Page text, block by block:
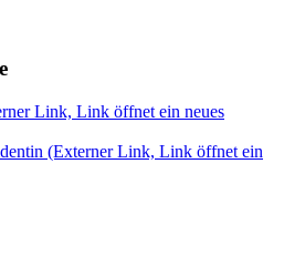
Link, Link öffnet ein neues
(Externer Link, Link öffnet ein